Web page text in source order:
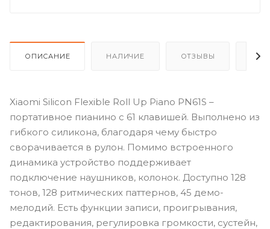
ОПИСАНИЕ НАЛИЧИЕ ОТЗЫВЫ
Xiaomi Silicon Flexible Roll Up Piano PN61S –
портативное пианино с 61 клавишей. Выполнено из
гибкого силикона, благодаря чему быстро
сворачивается в рулон. Помимо встроенного
динамика устройство поддерживает
подключение наушников, колонок. Доступно 128
тонов, 128 ритмических паттернов, 45 демо-
мелодий. Есть функции записи, проигрывания,
редактирования, регулировка громкости, сустейн,